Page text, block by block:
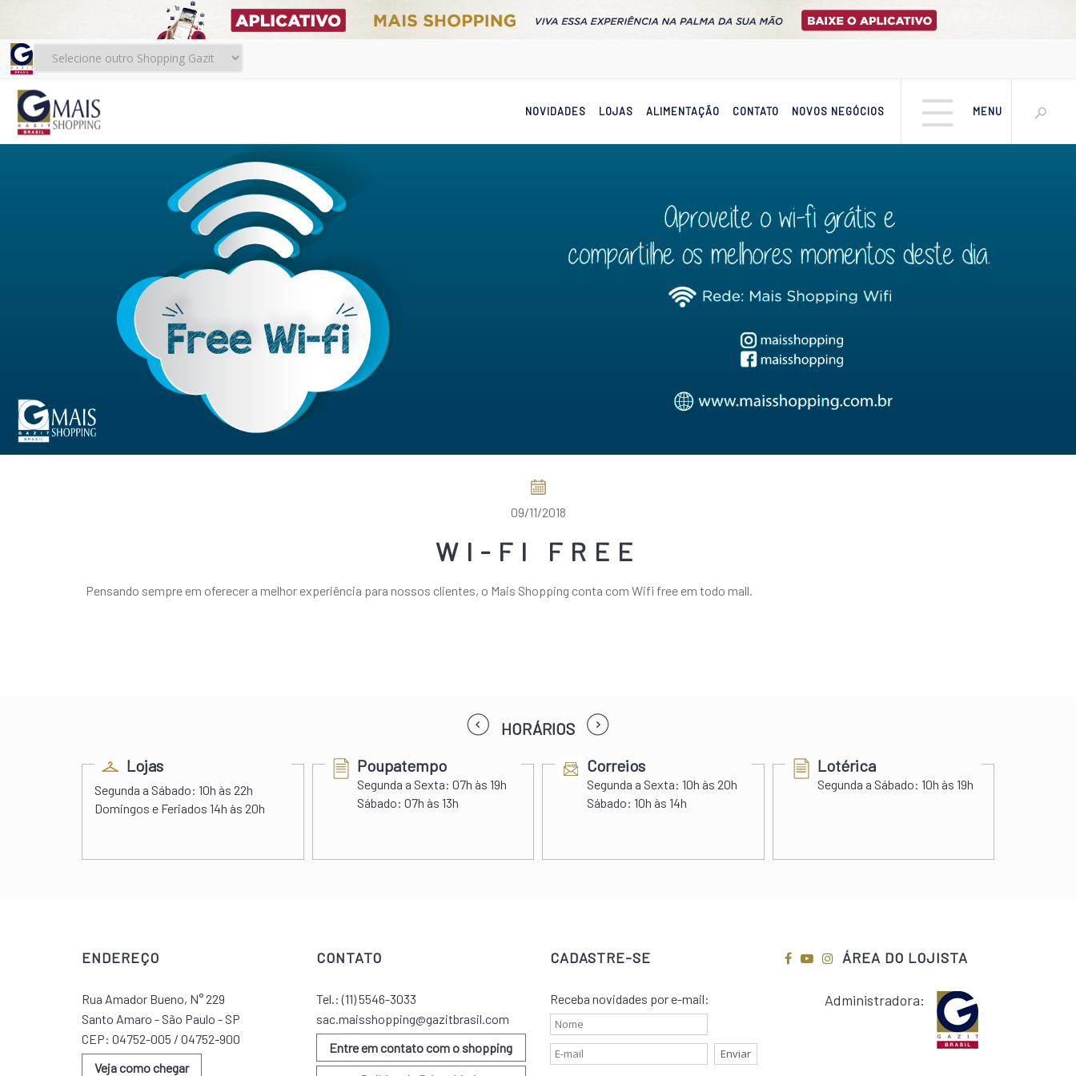
NOVIDADES LOJAS ALIMENTAÇÃO CONTATO NOVOS NEGÓCIOS MENU
09/11/2018
WI-FI FREE
Pensando sempre em oferecer a melhor experiência para nossos clientes, o Mais Shopping conta com Wifi free em todo mall.
HORÁRIOS
Lojas
Segunda a Sábado: 10h às 22h
Domingos e Feriados 14h às 20h
Poupatempo
Segunda a Sexta: 07h às 19h
Sábado: 07h às 13h
Correios
Segunda a Sexta: 10h às 20h
Sábado: 10h às 14h
Lotérica
Segunda a Sábado: 10h às 19h
prev
ENDEREÇO
Rua Amador Bueno, N° 229
Santo Amaro - São Paulo - SP
CEP: 04752-005 / 04752-900
Veja como chegar
CONTATO
Tel.:(11) 5546-3033
sac.maisshopping@gazitbrasil.com
Entre em contato com o shopping
CADASTRE-SE
Receba novidades por e-mail:
ÁREA DO LOJISTA
Administradora: